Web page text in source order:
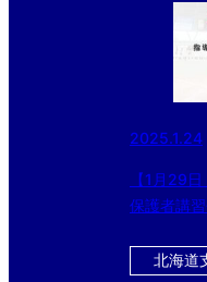
2025.1.24
【1月29
保護者講習
北海道